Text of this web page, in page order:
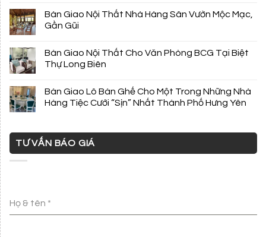
Bàn Giao Nội Thất Nhà Hàng Sân Vườn Mộc Mạc,
Gần Gũi
Bàn Giao Nội Thất Cho Văn Phòng BCG Tại Biệt
Thự Long Biên
Bàn Giao Lô Bàn Ghế Cho Một Trong Những Nhà
Hàng Tiệc Cưới “Sịn” Nhất Thành Phố Hưng Yên
TƯ VẤN BÁO GIÁ
Họ & tên *